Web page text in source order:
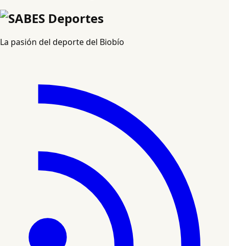
La pasión del deporte del Biobío